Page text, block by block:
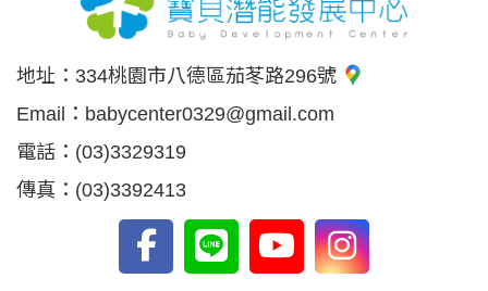
地址： 334桃園市八德區茄苳路296號
Email： babycenter0329@gmail.com
電話： (03)3329319
傳真： (03)3392413